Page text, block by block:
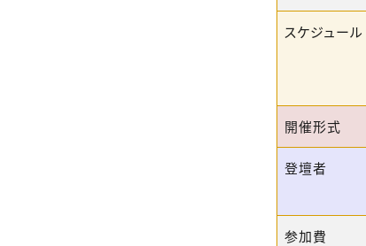
スケジュール
開催形式
登壇者
参加費